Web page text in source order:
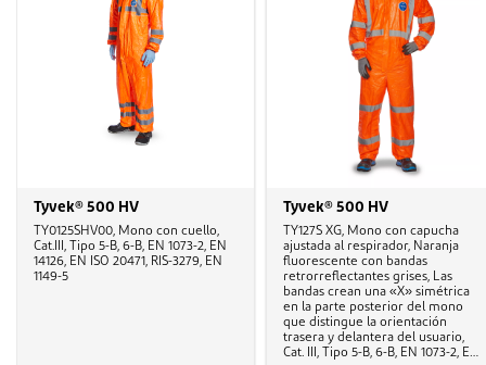
Tyvek® 500 HV
TY0125SHV00, Mono con cuello,
Cat.III, Tipo 5-B, 6-B, EN 1073-2, EN
14126, EN ISO 20471, RIS-3279, EN
1149-5
Tyvek® 500 HV
TY127S XG, Mono con capucha
ajustada al respirador, Naranja
fluorescente con bandas
retrorreflectantes grises, Las
bandas crean una «X» simétrica
en la parte posterior del mono
que distingue la orientación
trasera y delantera del usuario,
Cat. III, Tipo 5-B, 6-B, EN 1073-2, EN